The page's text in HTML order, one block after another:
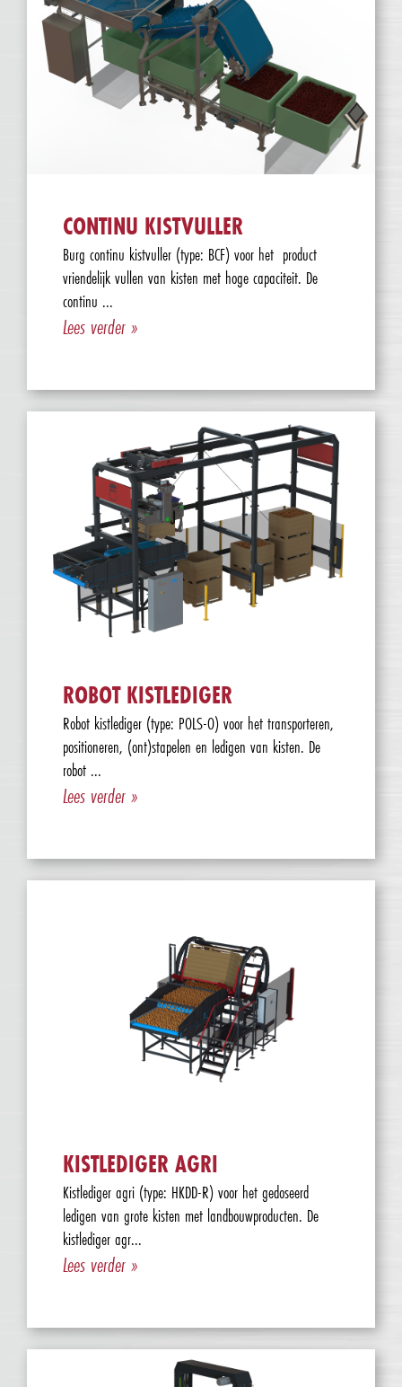
CONTINU KISTVULLER
Burg continu kistvuller (type: BCF) voor het product
vriendelijk vullen van kisten met hoge capaciteit. De
continu ...
Lees verder »
ROBOT KISTLEDIGER
Robot kistlediger (type: POLS-O) voor het transporteren,
positioneren, (ont)stapelen en ledigen van kisten. De
robot ...
Lees verder »
KISTLEDIGER AGRI
Kistlediger agri (type: HKDD-R) voor het gedoseerd
ledigen van grote kisten met landbouwproducten. De
kistlediger agr...
Lees verder »